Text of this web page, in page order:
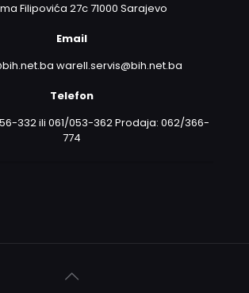
Filipovića 27c 71000 Sarajevo
Email
warell.servis@bih.net.ba
Telefon
332 ili 061/053-362 Prodaja: 062/366-
774